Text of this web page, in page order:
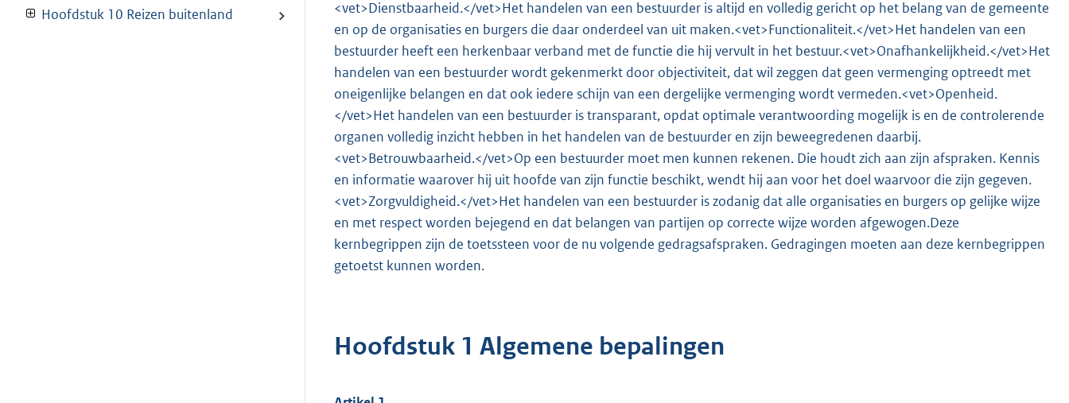
Hoofdstuk 10 Reizen buitenland
<vet>Dienstbaarheid.</vet>Het handelen van een bestuurder is altijd en volledig gericht op het belang van de gemeente
en op de organisaties en burgers die daar onderdeel van uit maken.<vet>Functionaliteit.</vet>Het handelen van een
bestuurder heeft een herkenbaar verband met de functie die hij vervult in het bestuur.<vet>Onafhankelijkheid.</vet>Het
handelen van een bestuurder wordt gekenmerkt door objectiviteit, dat wil zeggen dat geen vermenging optreedt met
oneigenlijke belangen en dat ook iedere schijn van een dergelijke vermenging wordt vermeden.<vet>Openheid.
</vet>Het handelen van een bestuurder is transparant, opdat optimale verantwoording mogelijk is en de controlerende
organen volledig inzicht hebben in het handelen van de bestuurder en zijn beweegredenen daarbij.
<vet>Betrouwbaarheid.</vet>Op een bestuurder moet men kunnen rekenen. Die houdt zich aan zijn afspraken. Kennis
en informatie waarover hij uit hoofde van zijn functie beschikt, wendt hij aan voor het doel waarvoor die zijn gegeven.
<vet>Zorgvuldigheid.</vet>Het handelen van een bestuurder is zodanig dat alle organisaties en burgers op gelijke wijze
en met respect worden bejegend en dat belangen van partijen op correcte wijze worden afgewogen.Deze
kernbegrippen zijn de toetssteen voor de nu volgende gedragsafspraken. Gedragingen moeten aan deze kernbegrippen
getoetst kunnen worden.
Hoofdstuk 1 Algemene bepalingen